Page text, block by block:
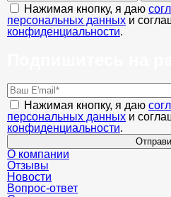
Нажимая кнопку, я даю
персональных данных и
конфиденциальности.
Нажимая кнопку, я даю
персональных данных и
конфиденциальности.
О компании
Отзывы
Новости
Вопрос-ответ